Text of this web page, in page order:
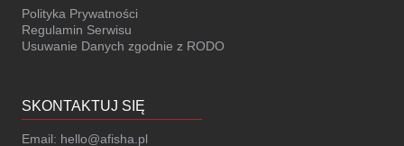
Polityka Prywatności
Regulamin Serwisu
Usuwanie Danych zgodnie z RODO
SKONTAKTUJ SIĘ
Email: hello@afisha.pl